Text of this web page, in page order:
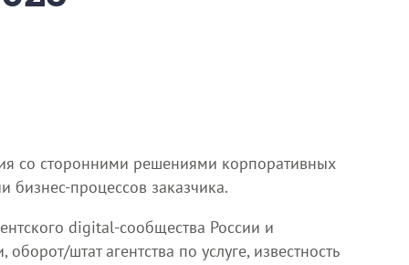
со сторонними решениями корпоративных
процессов заказчика.
digital-сообщества России и
штат агентства по услуге, известность